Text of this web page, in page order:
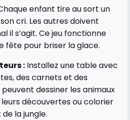
enfant tire au sort un
cri. Les autres doivent
il s’agit. Ce jeu fonctionne
fête pour briser la glace.
: Installez une table avec
des carnets et des
dessiner les animaux
leurs découvertes ou colorier
la jungle.